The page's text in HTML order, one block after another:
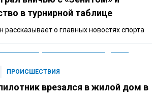
в турнирной таблице
рассказывает о главных новостях спорта
ПРОИСШЕСТВИЯ
врезался в жилой дом в